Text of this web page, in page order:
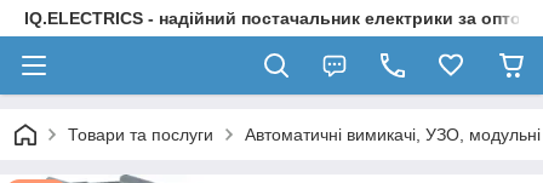
IQ.ELECTRICS - надійний постачальник електрики за
Товари та послуги Автоматичні вимикачі, УЗО,